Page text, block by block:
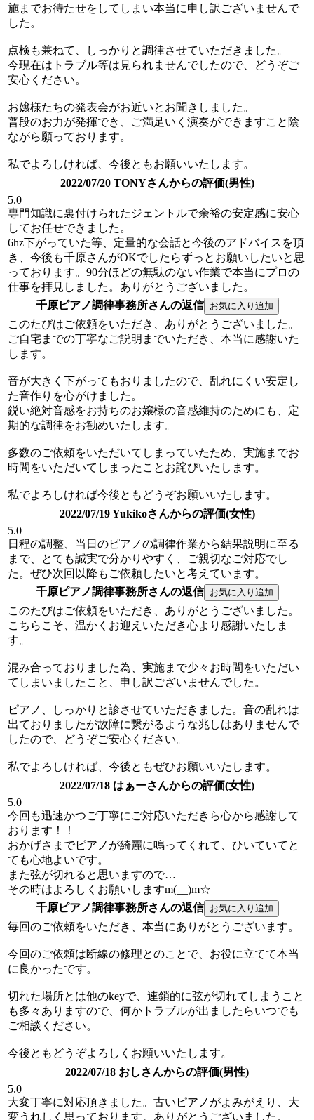
施までお待たせをしてしまい本当に申し訳ございませんで
した。
点検も兼ねて、しっかりと調律させていただきました。
今現在はトラブル等は見られませんでしたので、どうぞご
安心ください。
お嬢様たちの発表会がお近いとお聞きしました。
普段のお力が発揮でき、ご満足いく演奏ができますこと陰
ながら願っております。
私でよろしければ、今後ともお願いいたします。
2022/07/20 TONYさんからの評価(男性)
5.0
専門知識に裏付けられたジェントルで余裕の安定感に安心
してお任せできました。
6hz下がっていた等、定量的な会話と今後のアドバイスを頂
き、今後も千原さんがOKでしたらずっとお願いしたいと思
っております。90分ほどの無駄のない作業で本当にプロの
仕事を拝見しました。ありがとうございました。
千原ピアノ調律事務所さんの返信
このたびはご依頼をいただき、ありがとうございました。
ご自宅までの丁寧なご説明までいただき、本当に感謝いた
します。
音が大きく下がってもおりましたので、乱れにくい安定し
た音作りを心がけました。
鋭い絶対音感をお持ちのお嬢様の音感維持のためにも、定
期的な調律をお勧めいたします。
多数のご依頼をいただいてしまっていたため、実施までお
時間をいただいてしまったことお詫びいたします。
私でよろしければ今後ともどうぞお願いいたします。
2022/07/19 Yukikoさんからの評価(女性)
5.0
日程の調整、当日のピアノの調律作業から結果説明に至る
まで、とても誠実で分かりやすく、ご親切なご対応でし
た。ぜひ次回以降もご依頼したいと考えています。
千原ピアノ調律事務所さんの返信
このたびはご依頼をいただき、ありがとうございました。
こちらこそ、温かくお迎えいただき心より感謝いたしま
す。
混み合っておりました為、実施まで少々お時間をいただい
てしまいましたこと、申し訳ございませんでした。
ピアノ、しっかりと診させていただきました。音の乱れは
出ておりましたが故障に繋がるような兆しはありませんで
したので、どうぞご安心ください。
私でよろしければ、今後ともぜひお願いいたします。
2022/07/18 はぁーさんからの評価(女性)
5.0
今回も迅速かつご丁寧にご対応いただきら心から感謝して
おります！！
おかげさまでピアノが綺麗に鳴ってくれて、ひいていてと
ても心地よいです。
また弦が切れると思いますので…
その時はよろしくお願いしますm(__)m☆
千原ピアノ調律事務所さんの返信
毎回のご依頼をいただき、本当にありがとうございます。
今回のご依頼は断線の修理とのことで、お役に立てて本当
に良かったです。
切れた場所とは他のkeyで、連鎖的に弦が切れてしまうこと
も多々ありますので、何かトラブルが出ましたらいつでも
ご相談ください。
今後ともどうぞよろしくお願いいたします。
2022/07/18 おしさんからの評価(男性)
5.0
大変丁寧に対応頂きました。古いピアノがよみがえり、大
変うれしく思っております。ありがとうございました。